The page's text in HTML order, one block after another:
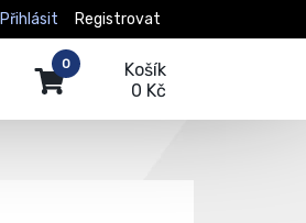
Registrovat
Přihlásit
Košík
0 Kč
0